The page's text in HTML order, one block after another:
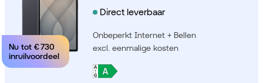
Nu tot € 730
inruilvoordeel
Direct leverbaar
Onbeperkt Internet + Bellen
excl. eenmalige kosten